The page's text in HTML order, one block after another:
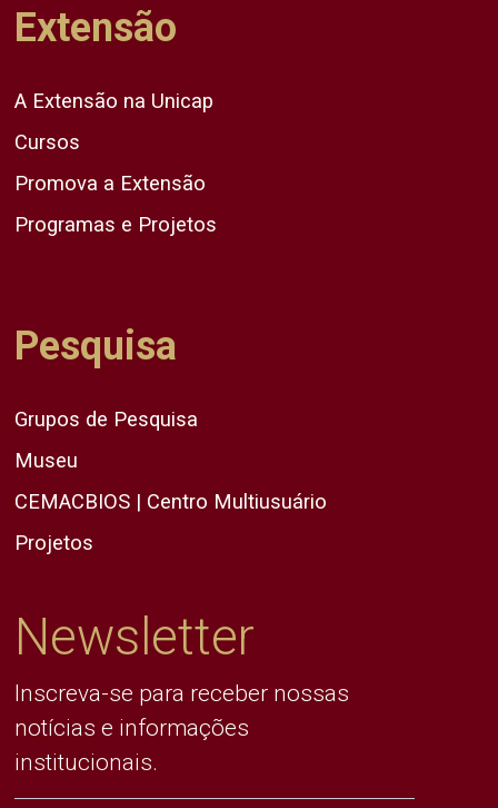
Extensão
A Extensão na Unicap
Cursos
Promova a Extensão
Programas e Projetos
Pesquisa
Grupos de Pesquisa
Museu
CEMACBIOS | Centro Multiusuário
Projetos
Newsletter
Inscreva-se para receber nossas
notícias e informações
institucionais.